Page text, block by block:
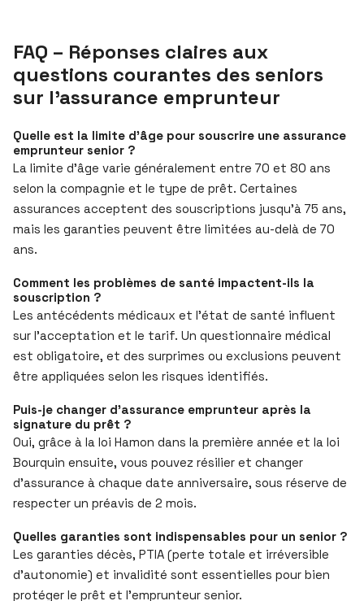
FAQ – Réponses claires aux
questions courantes des seniors
sur l’assurance emprunteur
Quelle est la limite d’âge pour souscrire une assurance
emprunteur senior ?
La limite d’âge varie généralement entre 70 et 80 ans
selon la compagnie et le type de prêt. Certaines
assurances acceptent des souscriptions jusqu’à 75 ans,
mais les garanties peuvent être limitées au-delà de 70
ans.
Comment les problèmes de santé impactent-ils la
souscription ?
Les antécédents médicaux et l’état de santé influent
sur l’acceptation et le tarif. Un questionnaire médical
est obligatoire, et des surprimes ou exclusions peuvent
être appliquées selon les risques identifiés.
Puis-je changer d’assurance emprunteur après la
signature du prêt ?
Oui, grâce à la loi Hamon dans la première année et la loi
Bourquin ensuite, vous pouvez résilier et changer
d’assurance à chaque date anniversaire, sous réserve de
respecter un préavis de 2 mois.
Quelles garanties sont indispensables pour un senior ?
Les garanties décès, PTIA (perte totale et irréversible
d’autonomie) et invalidité sont essentielles pour bien
protéger le prêt et l’emprunteur senior.